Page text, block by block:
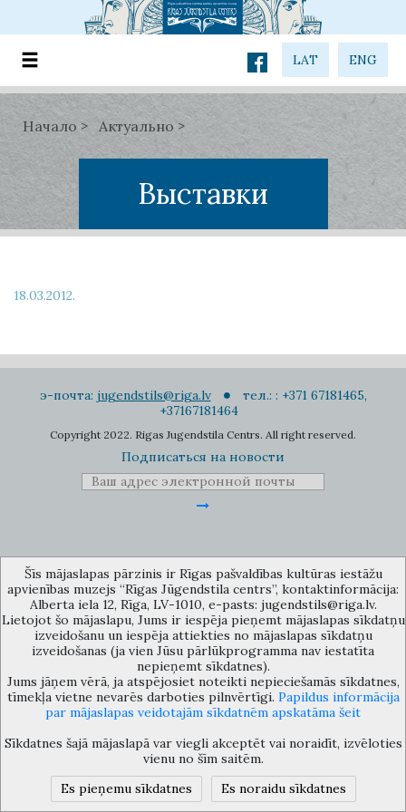
LAT ENG
Начало Актуально
Выставки
18.03.2012.
э-почта: jugendstils@riga.lv
тел.: : +371 67181465,
+37167181464
Copyright 2022. Rigas Jugendstila Centrs. All right reserved.
Подписаться на новости
Музей объединения культурных учереждений Рижского
самоуправления «Рижский центр югендстиля», улица Альберта 12,
Рига, LV 1010, Латвия (дверной код: 12), jugendstils@riga.lv
Šīs mājaslapas pārzinis ir Rīgas pašvaldības kultūras iestāžu
apvienības muzejs “Rīgas Jūgendstila centrs”, kontaktinformācija:
Alberta iela 12, Rīga, LV-1010, e-pasts: jugendstils@riga.lv.
Lietojot šo mājaslapu, Jums ir iespēja pieņemt mājaslapas sīkdatņu
izveidošanu un iespēja attiekties no mājaslapas sīkdatņu
izveidošanas (ja vien Jūsu pārlūkprogramma nav iestatīta
nepieņemt sīkdatnes).
Jums jāņem vērā, ja atspējosiet noteikti nepieciešamās sīkdatnes,
tīmekļa vietne nevarēs darboties pilnvērtīgi. Papildus informācija
par mājaslapas veidotajām sīkdatnēm apskatāma šeit
Sīkdatnes šajā mājaslapā var viegli akceptēt vai noraidīt, izvēloties
vienu no šīm saitēm.
Es pieņemu sīkdatnes
Es noraidu sīkdatnes